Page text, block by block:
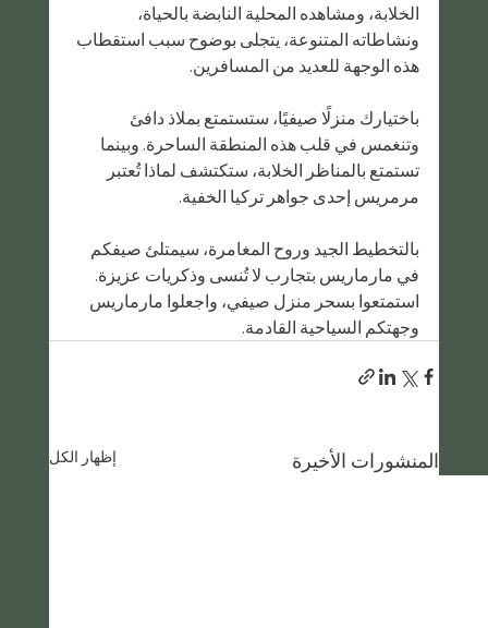
الخلابة، ومشاهده المحلية النابضة بالحياة،
ونشاطاته المتنوعة، يتجلى بوضوح سبب استقطاب
هذه الوجهة للعديد من المسافرين.
باختيارك منزلًا صيفيًا، ستستمتع بملاذ دافئ
وتنغمس في قلب هذه المنطقة الساحرة. وبينما
تستمتع بالمناظر الخلابة، ستكتشف لماذا تُعتبر
مرمريس إحدى جواهر تركيا الخفية.
بالتخطيط الجيد وروح المغامرة، سيمتلئ صيفكم
في مارماريس بتجارب لا تُنسى وذكريات عزيزة.
استمتعوا بسحر منزل صيفي، واجعلوا مارماريس
وجهتكم السياحية القادمة.
المنشورات الأخيرة إظهار الكل